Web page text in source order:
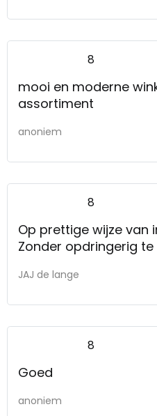
8
mooi en moderne
assortiment
anoniem
8
Op prettige wijze van
Zonder opdringerig te
JAJ de lange
8
Goed
anoniem